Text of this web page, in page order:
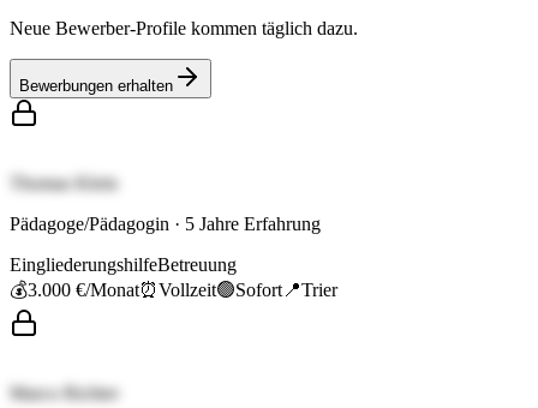
Neue Bewerber-Profile kommen täglich dazu.
Bewerbungen erhalten
Thomas Klein
Pädagoge/Pädagogin · 5 Jahre Erfahrung
EingliederungshilfeBetreuung
💰3.000 €/Monat⏰Vollzeit🟢Sofort 📍Trier
Marco Richter